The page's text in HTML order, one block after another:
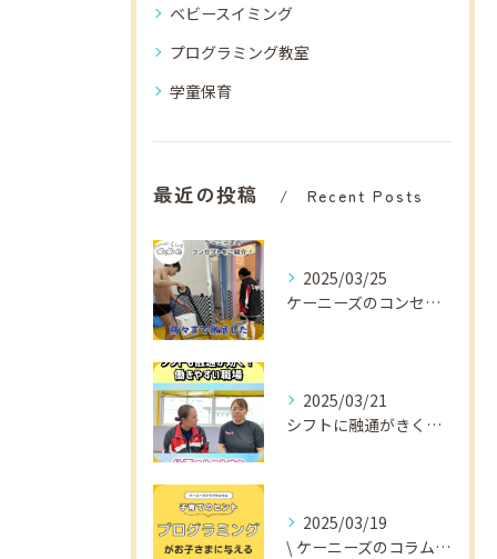
ベビースイミング
プログラミング教室
学童保育
最近の投稿 Recent Posts
2025/03/25
ケーニーズのコンセプトをご紹介！
2025/03/21
シフトに融通がきくから
2025/03/19
\ ケーニーズのコラム📚/